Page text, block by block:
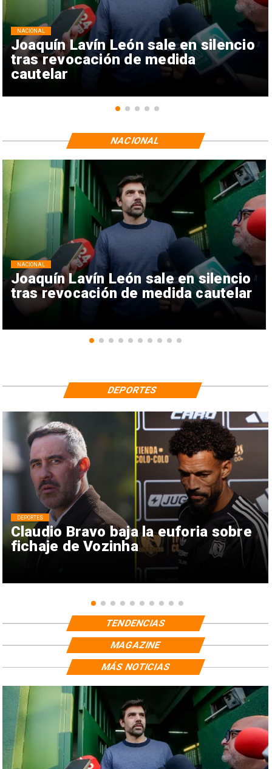
Joaquín Lavín León sale en silencio
tras revocación de medida
cautelar
NACIONAL
Joaquín Lavín León sale en silencio
tras revocación de medida cautelar
NACIONAL
NACIONAL
Claudio Bravo baja la euforia sobre
fichaje de Vozinha
DEPORTES
DEPORTES
TENDENCIAS
MAGAZINE
MÁS NOTICIAS